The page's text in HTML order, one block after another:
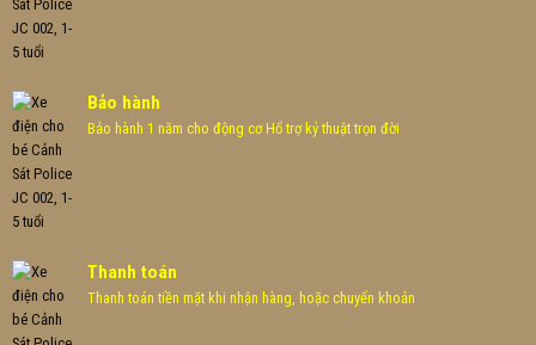
Bảo hành
Bảo hành 1 năm cho động cơ Hổ trợ kỷ thuật trọn đời
Thanh toán
Thanh toán tiền mặt khi nhận hàng, hoặc chuyển khoản